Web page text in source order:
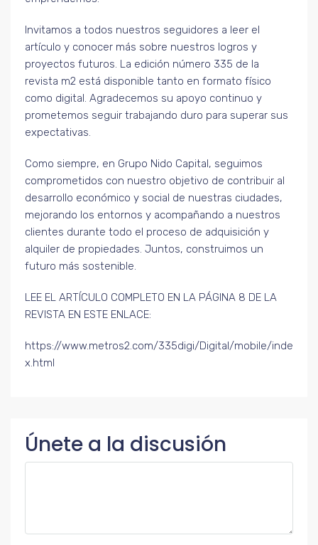
Invitamos a todos nuestros seguidores a leer el
artículo y conocer más sobre nuestros logros y
proyectos futuros. La edición número 335 de la
revista m2 está disponible tanto en formato físico
como digital. Agradecemos su apoyo continuo y
prometemos seguir trabajando duro para superar sus
expectativas.
Como siempre, en Grupo Nido Capital, seguimos
comprometidos con nuestro objetivo de contribuir al
desarrollo económico y social de nuestras ciudades,
mejorando los entornos y acompañando a nuestros
clientes durante todo el proceso de adquisición y
alquiler de propiedades. Juntos, construimos un
futuro más sostenible.
LEE EL ARTÍCULO COMPLETO EN LA PÁGINA 8 DE LA
REVISTA EN ESTE ENLACE:
https://www.metros2.com/335digi/Digital/mobile/inde
x.html
Únete a la discusión